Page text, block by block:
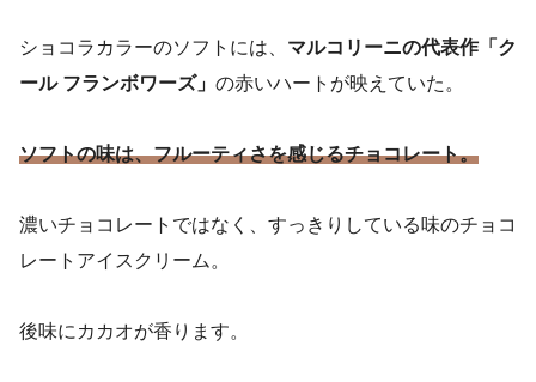
ショコラカラーのソフトには、 マルコリーニの代表作「ク
ール フランボワーズ」 の赤いハートが映えていた。
ソフトの味は、フルーティさを感じるチョコレート。
濃いチョコレートではなく、すっきりしている味のチョコ
レートアイスクリーム。
後味にカカオが香ります。